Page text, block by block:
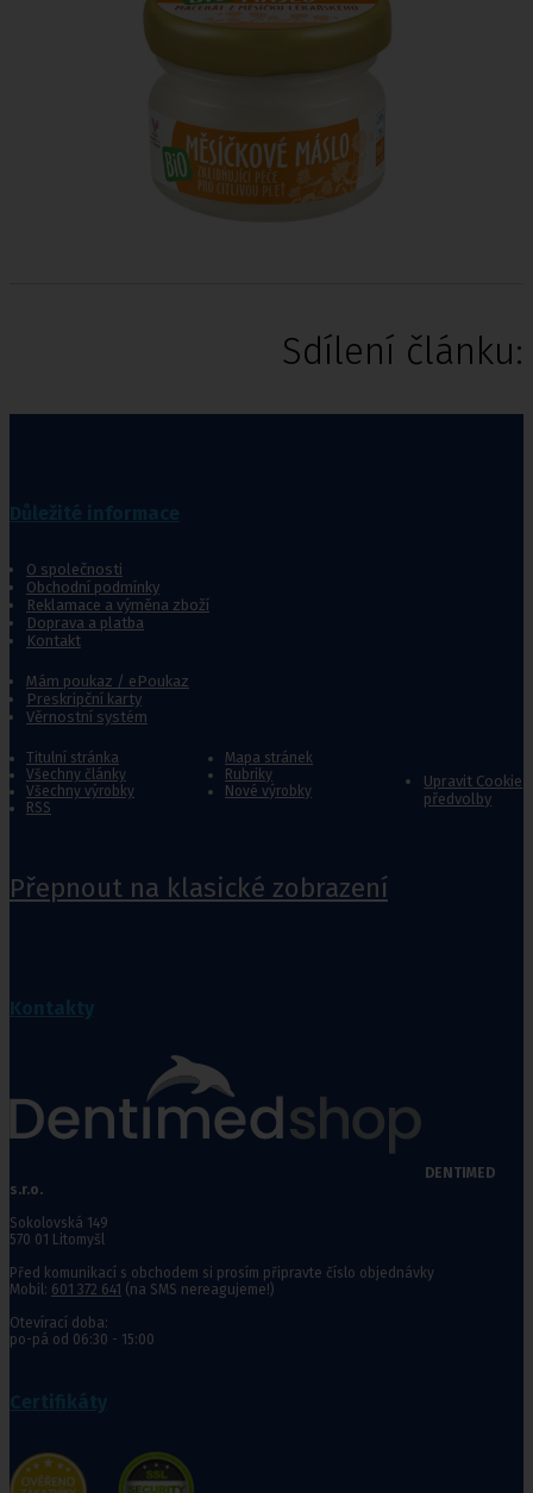
Sdílení článku:
O společnosti
Obchodní podmínky
Reklamace a výměna zboží
Doprava a platba
Kontakt
Mám poukaz / ePoukaz
Preskripční karty
Věrnostní systém
Titulní stránka
Mapa stránek
Všechny články
Rubriky
Všechny výrobky
Nové výrobky
RSS
Upravit Cookie
předvolby
Přepnout na klasické zobrazení
DENTIMED
s.r.o.
Sokolovská 149
570 01 Litomyšl
Před komunikací s obchodem si prosím připravte číslo objednávky
Mobil: 601 372 641 (na SMS nereagujeme!)
Otevírací doba:
po-pá od 06:30 - 15:00